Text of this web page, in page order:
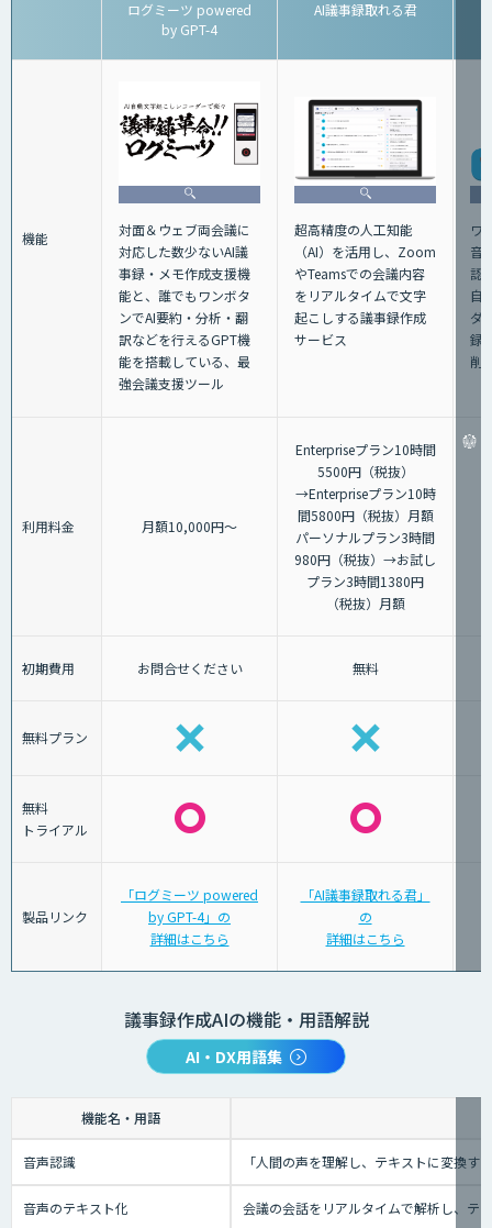
ログミーツ powered
by GPT-4
AI議事録取れる君
機能
対面＆ウェブ両会議に
対応した数少ないAI議
事録・メモ作成支援機
能と、誰でもワンボタ
ンでAI要約・分析・翻
訳などを行えるGPT機
能を搭載している、最
強会議支援ツール
超高精度の人工知能
（AI）を活用し、Zoom
やTeamsでの会議内容
をリアルタイムで文字
起こしする議事録作成
サービス
ワ
音
認
自
ダ
録
削
利用料金 月額10,000円～
Enterpriseプラン10時間
5500円（税抜）
→Enterpriseプラン10時
間5800円（税抜）月額
パーソナルプラン3時間
980円（税抜）→お試し
プラン3時間1380円
（税抜）月額
初期費用 お問合せください 無料
無料プラン
無料
トライアル
製品リンク
「ログミーツ powered
by GPT-4」の
詳細はこちら
「AI議事録取れる君」
の
詳細はこちら
議事録作成AIの機能・用語解説
AI・DX用語集
機能名・用語
音声認識 「人間の声を理解し、テキストに変換
音声のテキスト化 会議の会話をリアルタイムで解析し、テ